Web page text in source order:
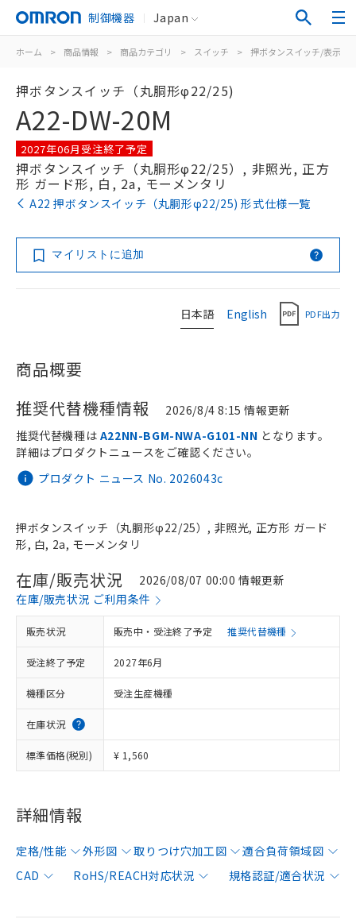
制御機器 Japan
ホーム > 商品情報 > 商品カテゴリ > スイッチ > 押ボタンスイッチ/表示灯
押ボタンスイッチ（丸胴形φ22/25)
A22-DW-20M
2027年06月受注終了予定
押ボタンスイッチ（丸胴形φ22/25）, 非照光, 正方
形 ガード形, 白, 2a, モーメンタリ
A22 押ボタンスイッチ（丸胴形φ22/25) 形式仕様一覧
マイリストに追加
日本語 English PDF出力
商品概要
推奨代替機種情報
2026/8/4 8:15 情報更新
プロダクト ニュース No. 2026043c
推奨代替機種は A22NN-BGM-NWA-G101-NN となります。
詳細はプロダクトニュースをご確認ください。
押ボタンスイッチ（丸胴形φ22/25）, 非照光, 正方形 ガード
形, 白, 2a, モーメンタリ
在庫/販売状況
2026/08/07 00:00 情報更新
在庫/販売状況 ご利用条件
販売状況 販売中・受注終了予定 推奨代替機種
受注終了予定 2027年6月
機種区分 受注生産機種
在庫状況
標準価格(税別) ¥ 1,560
詳細情報
定格/性能 外形図 取りつけ穴加工図
適合負荷領域図
CAD
RoHS/REACH対応状況 規格認証/適合状況